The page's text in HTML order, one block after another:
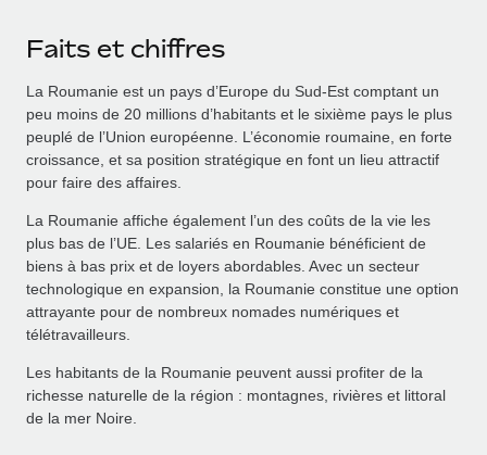
Faits et chiffres
La Roumanie est un pays d’Europe du Sud‑Est comptant un
peu moins de 20 millions d’habitants et le sixième pays le plus
peuplé de l’Union européenne. L’économie roumaine, en forte
croissance, et sa position stratégique en font un lieu attractif
pour faire des affaires.
La Roumanie affiche également l’un des coûts de la vie les
plus bas de l’UE. Les salariés en Roumanie bénéficient de
biens à bas prix et de loyers abordables. Avec un secteur
technologique en expansion, la Roumanie constitue une option
attrayante pour de nombreux nomades numériques et
télétravailleurs.
Les habitants de la Roumanie peuvent aussi profiter de la
richesse naturelle de la région : montagnes, rivières et littoral
de la mer Noire.